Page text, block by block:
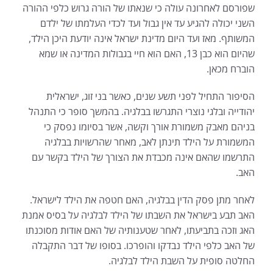
שפורסם לאחרונה עולה כי שנאתו של הורה גרוש כלפי ההורה
השני יכולה להגיע עד אין גבול ועד לכדי העלמתו של ילדם
המשותף. מאז ועד היום מדינת ישראל אינה יודעת היכן הילד,
שהיום הוא כבן 13, האם הוא חיי בגבולות המדינה או שמא
הוברח מכאן.
הסיפור התחיל לפני תשע שנים, כאשר בני זוג, ישראלית
יהודייה ובלגי נוצרי התגרשו בבלגיה. בהמשך סופר כי התנהל
בניהם מאבק משמורת אורך וקשה, אשר בסיומו נפסק כי
המשמורת על הילד תינתן לאב, מאחר שהרשויות בבלגיה
התרשמו שהאם אינה מכבדת את הצורך של הילד בקשר עם
האב.
לאחר מתן פסק הדין בבלגיה, האם חטפה את הילד לישראל.
האב תבע בישראל את השבתו של הילד לבלגיה על בסיס אמנת
האג וזכה בתביעתו, לאחר שטענותיה של האם אודות מסוכנתו
של האב כלפי הילד נבדקו והופרכו. בסופו של דבר התקבלה
החלטה סופית על השבת הילד לבלגיה.